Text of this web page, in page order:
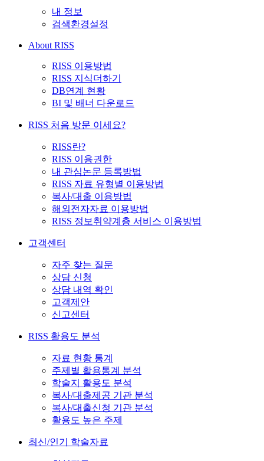
내 정보
검색환경설정
About RISS
RISS 이용방법
RISS 지식더하기
DB연계 현황
BI 및 배너 다운로드
RISS 처음 방문 이세요?
RISS란?
RISS 이용권한
내 관심논문 등록방법
RISS 자료 유형별 이용방법
복사/대출 이용방법
해외전자자료 이용방법
RISS 정보취약계층 서비스 이용방법
고객센터
자주 찾는 질문
상담 신청
상담 내역 확인
고객제안
신고센터
RISS 활용도 분석
자료 현황 통계
주제별 활용통계 분석
학술지 활용도 분석
복사/대출제공 기관 분석
복사/대출신청 기관 분석
활용도 높은 주제
최신/인기 학술자료